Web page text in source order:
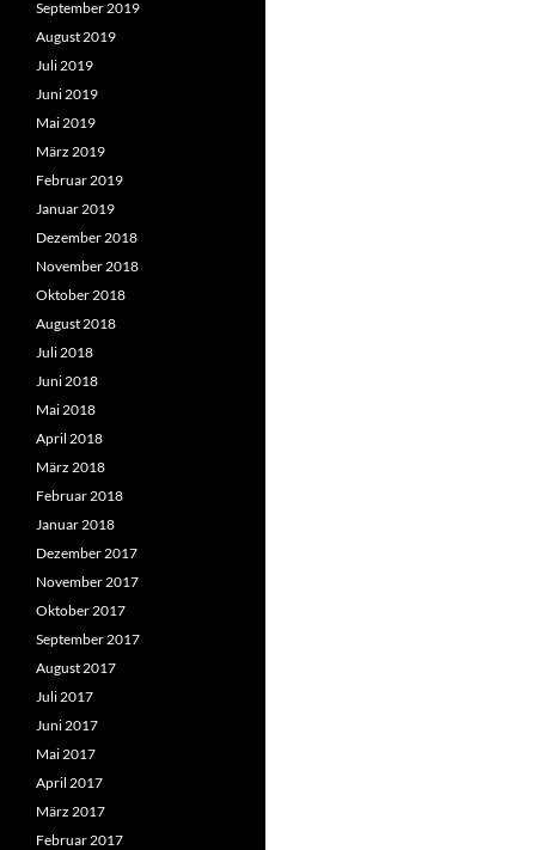
September 2019
August 2019
Juli 2019
Juni 2019
Mai 2019
März 2019
Februar 2019
Januar 2019
Dezember 2018
November 2018
Oktober 2018
August 2018
Juli 2018
Juni 2018
Mai 2018
April 2018
März 2018
Februar 2018
Januar 2018
Dezember 2017
November 2017
Oktober 2017
September 2017
August 2017
Juli 2017
Juni 2017
Mai 2017
April 2017
März 2017
Februar 2017